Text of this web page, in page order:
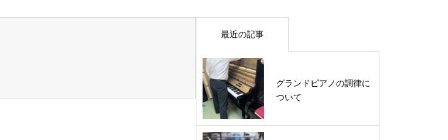
最近の記事
グランドピアノの調律に
ついて